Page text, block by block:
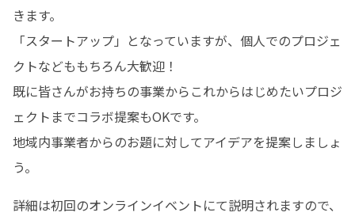
きます。
「スタートアップ」となっていますが、個人でのプロジェ
クトなどももちろん大歓迎！
既に皆さんがお持ちの事業からこれからはじめたいプロジ
ェクトまでコラボ提案もOKです。
地域内事業者からのお題に対してアイデアを提案しましょ
う。
詳細は初回のオンラインイベントにて説明されますので、